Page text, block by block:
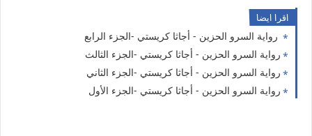
اقرا ايضا
رواية السرو الحزين - أجاثا كريستي -الجزء الرابع
رواية السرو الحزين - أجاثا كريستي -الجزء الثالث
رواية السرو الحزين - أجاثا كريستي -الجزء الثاني
رواية السرو الحزين - أجاثا كريستي -الجزء الأول